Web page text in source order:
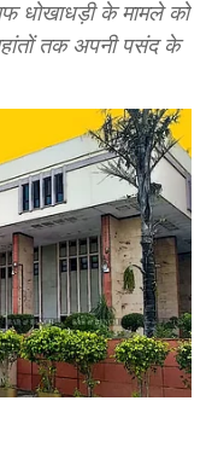
धोखाधड़ी के मामले को
तक अपनी पसंद के